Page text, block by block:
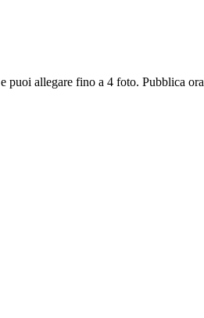
puoi allegare fino a 4 foto. Pubblica ora